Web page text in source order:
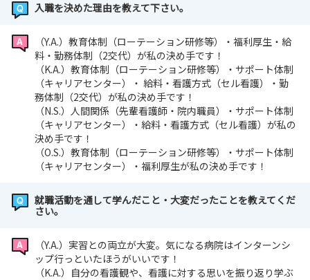
入職を決めた理由を教えて下さい。
（Y.A.）教育体制（ローテーション研修等）・福利厚生・給
料・勤務体制（2交代）が私の決め手です！
（K.A.）教育体制（ローテーション研修等）・サポート体制
（キャリアセンター）・ 給料・看護方式（セル看護）・勤
務体制（2交代）が私の決め手です！
（N.S.）人間関係（先輩看護師・院内職員）・サポート体制
（キャリアセンター）・給料・看護方式（セル看護）が私の
決め手です！
（O.S.）教育体制（ローテーション研修等）・サポート体制
（キャリアセンター）・福利厚生が私の決め手です！
就職活動を通して学んだこと・大変だったことを教えてくだ
さい。
（Y.A.）実習との両立が大変。気になる病院はインターンシ
ップ行っといたほうがいいです！
（K.A.）自分の看護観や、看護に対する思いを振り返り学ぶ